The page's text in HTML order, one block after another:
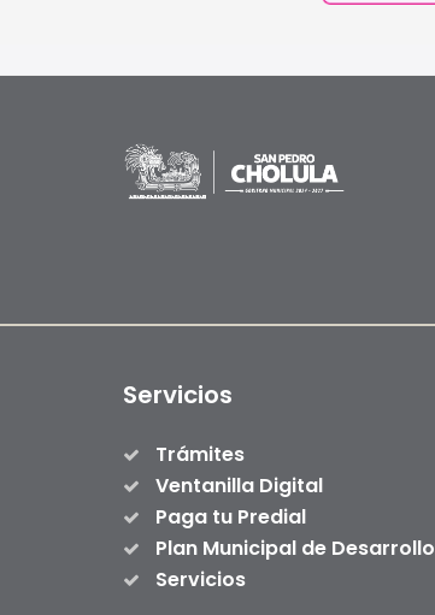
Servicios
Trámites
Ventanilla Digital
Paga tu Predial
Plan Municipal de Desarrollo
Servicios